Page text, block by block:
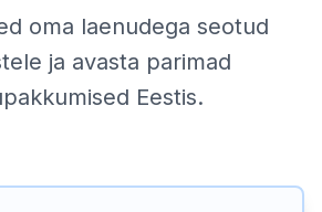
oma laenudega seotud
ja avasta parimad
Eestis.